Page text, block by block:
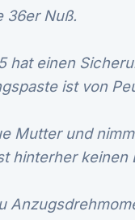
36er Nuß.
hat einen
ist von
Mutter und
hinterher keinen